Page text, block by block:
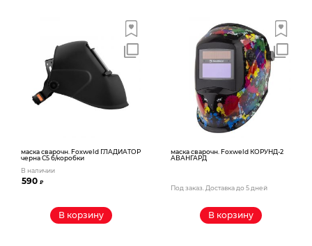
маска сварочн. Foxweld ГЛАДИАТОР
черна С5 б/коробки
В наличии
590₽
В корзину
маска сварочн. Foxweld КОРУНД-2
АВАНГАРД
Под заказ. Доставка до 5 дней
В корзину